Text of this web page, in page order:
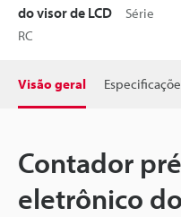
do visor de LCD
Série
RC
Visão geral
Contador
eletrônico